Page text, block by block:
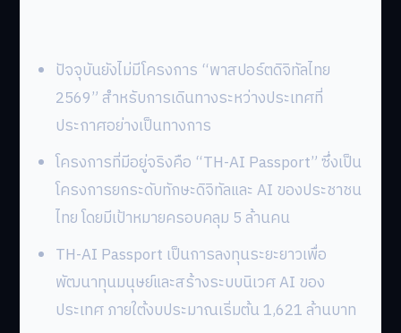
ปัจจุบันยังไม่มีโครงการ “พาสปอร์ตดิจิทัลไทย
2569” สำหรับการเดินทางระหว่างประเทศที่
ประกาศอย่างเป็นทางการ
โครงการที่มีอยู่จริงคือ “TH-AI Passport” ซึ่งเป็น
โครงการยกระดับทักษะดิจิทัลและ AI ของประชาชน
ไทย โดยมีเป้าหมายครอบคลุม 5 ล้านคน
TH-AI Passport เป็นการลงทุนระยะยาวเพื่อ
พัฒนาทุนมนุษย์และสร้างระบบนิเวศ AI ของ
ประเทศ ภายใต้งบประมาณเริ่มต้น 1,621 ล้านบาท